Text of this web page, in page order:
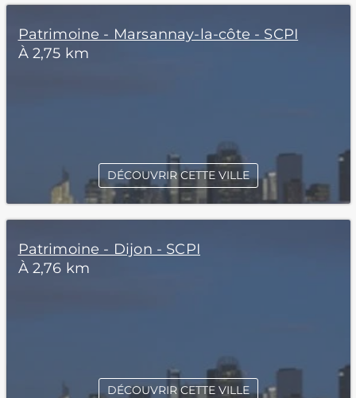
Patrimoine - Marsannay-la-côte - SCPI
À 2,75 km
DÉCOUVRIR CETTE VILLE
Patrimoine - Dijon - SCPI
À 2,76 km
DÉCOUVRIR CETTE VILLE